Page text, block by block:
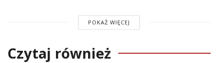
POKAŻ WIĘCEJ
Czytaj również